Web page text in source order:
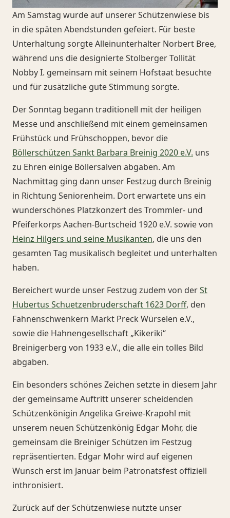
Am Samstag wurde auf unserer Schützenwiese bis
in die späten Abendstunden gefeiert. Für beste
Unterhaltung sorgte Alleinunterhalter Norbert Bree,
während uns die designierte Stolberger Tollität
Nobby I. gemeinsam mit seinem Hofstaat besuchte
und für zusätzliche gute Stimmung sorgte.
Der Sonntag begann traditionell mit der heiligen
Messe und anschließend mit einem gemeinsamen
Frühstück und Frühschoppen, bevor die
Böllerschützen Sankt Barbara Breinig 2020 e.V. uns
zu Ehren einige Böllersalven abgaben. Am
Nachmittag ging dann unser Festzug durch Breinig
in Richtung Seniorenheim. Dort erwartete uns ein
wunderschönes Platzkonzert des Trommler- und
Pfeiferkorps Aachen-Burtscheid 1920 e.V. sowie von
Heinz Hilgers und seine Musikanten, die uns den
gesamten Tag musikalisch begleitet und unterhalten
haben.
Bereichert wurde unser Festzug zudem von derSt
Hubertus Schuetzenbruderschaft 1623 Dorff, den
Fahnenschwenkern Markt Preck Würselen e.V.,
sowie die Hahnengesellschaft „Kikeriki“
Breinigerberg von 1933 e.V., die alle ein tolles Bild
abgaben.
Ein besonders schönes Zeichen setzte in diesem Jahr
der gemeinsame Auftritt unserer scheidenden
Schützenkönigin Angelika Greiwe-Krapohl mit
unserem neuen Schützenkönig Edgar Mohr, die
gemeinsam die Breiniger Schützen im Festzug
repräsentierten. Edgar Mohr wird auf eigenen
Wunsch erst im Januar beim Patronatsfest offiziell
inthronisiert.
Zurück auf der Schützenwiese nutzte unser